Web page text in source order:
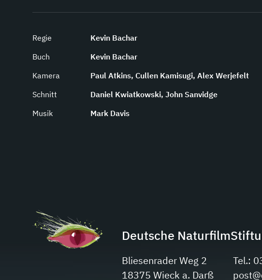
Regie
Kevin Bachar
Buch
Kevin Bachar
Kamera
Paul Atkins, Cullen Kamisugi, Alex Werjefelt
Schnitt
Daniel Kwiatkowski, John Sanvidge
Musik
Mark Davis
Deutsche
Bliesenrader Weg 2
18375 Wieck a. Darß
Tel.: